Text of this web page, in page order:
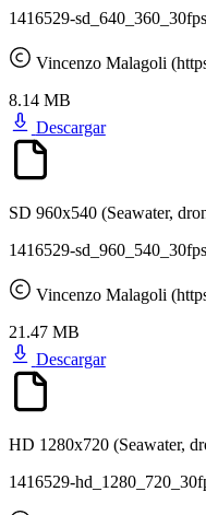
1416529-
Vincenzo Malagoli
8.14 MB
Descargar
SD 960x540 (Seawater,
1416529-
Vincenzo Malagoli
21.47 MB
Descargar
HD 1280x720 (Seawater,
1416529-